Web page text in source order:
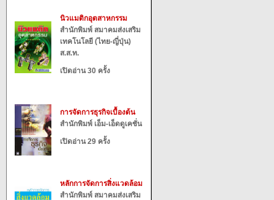
นิวแมติกอุตสาหกรรม
สำนักพิมพ์ สมาคมส่งเสริม
เทคโนโลยี (ไทย-ญี่ปุ่น)
ส.ส.ท.
เปิดอ่าน 30 ครั้ง
การจัดการธุรกิจเบื้องต้น
สำนักพิมพ์ เอ็ม-เอ็ดดูเคชั่น
เปิดอ่าน 29 ครั้ง
หลักการจัดการสิ่งแวดล้อม
สำนักพิมพ์ สมาคมส่งเสริม